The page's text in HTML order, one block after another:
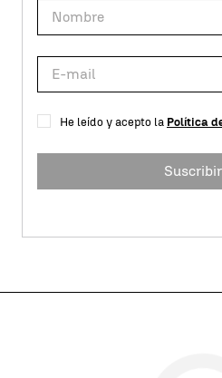
He leído y acepto la Política